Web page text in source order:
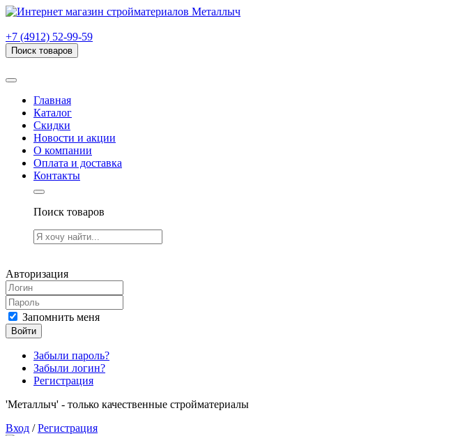
+7 (4912) 52-99-59
Поиск товаров
Главная
Каталог
Скидки
Новости и акции
О компании
Оплата и доставка
Контакты
Поиск товаров
Авторизация
Запомнить меня
Войти
Забыли пароль?
Забыли логин?
Регистрация
'Металлыч' - только качественные стройматериалы
Вход /Регистрация